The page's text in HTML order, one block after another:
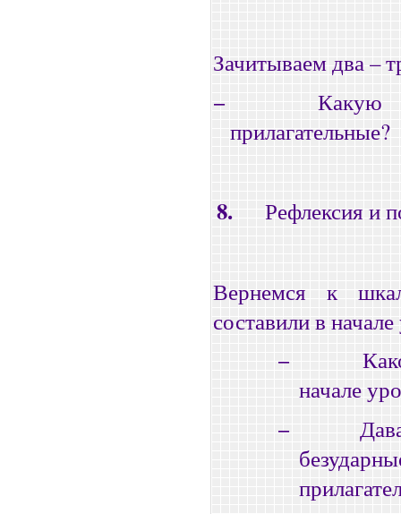
Зачитываем два –
−
Какую
прилагательные?
8. Рефлексия и
Вернемся к
составили в
−
начале
−